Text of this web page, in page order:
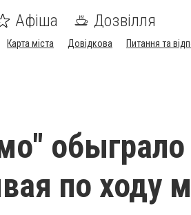
Афіша Дозвілля
Карта міста Довідкова Питання та
обыграло
по ходу